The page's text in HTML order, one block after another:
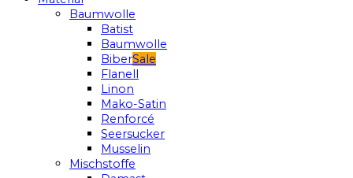
Baumwolle
Batist
Baumwolle
Biber
Flanell
Linon
Mako-Satin
Renforcé
Seersucker
Musselin
Mischstoffe